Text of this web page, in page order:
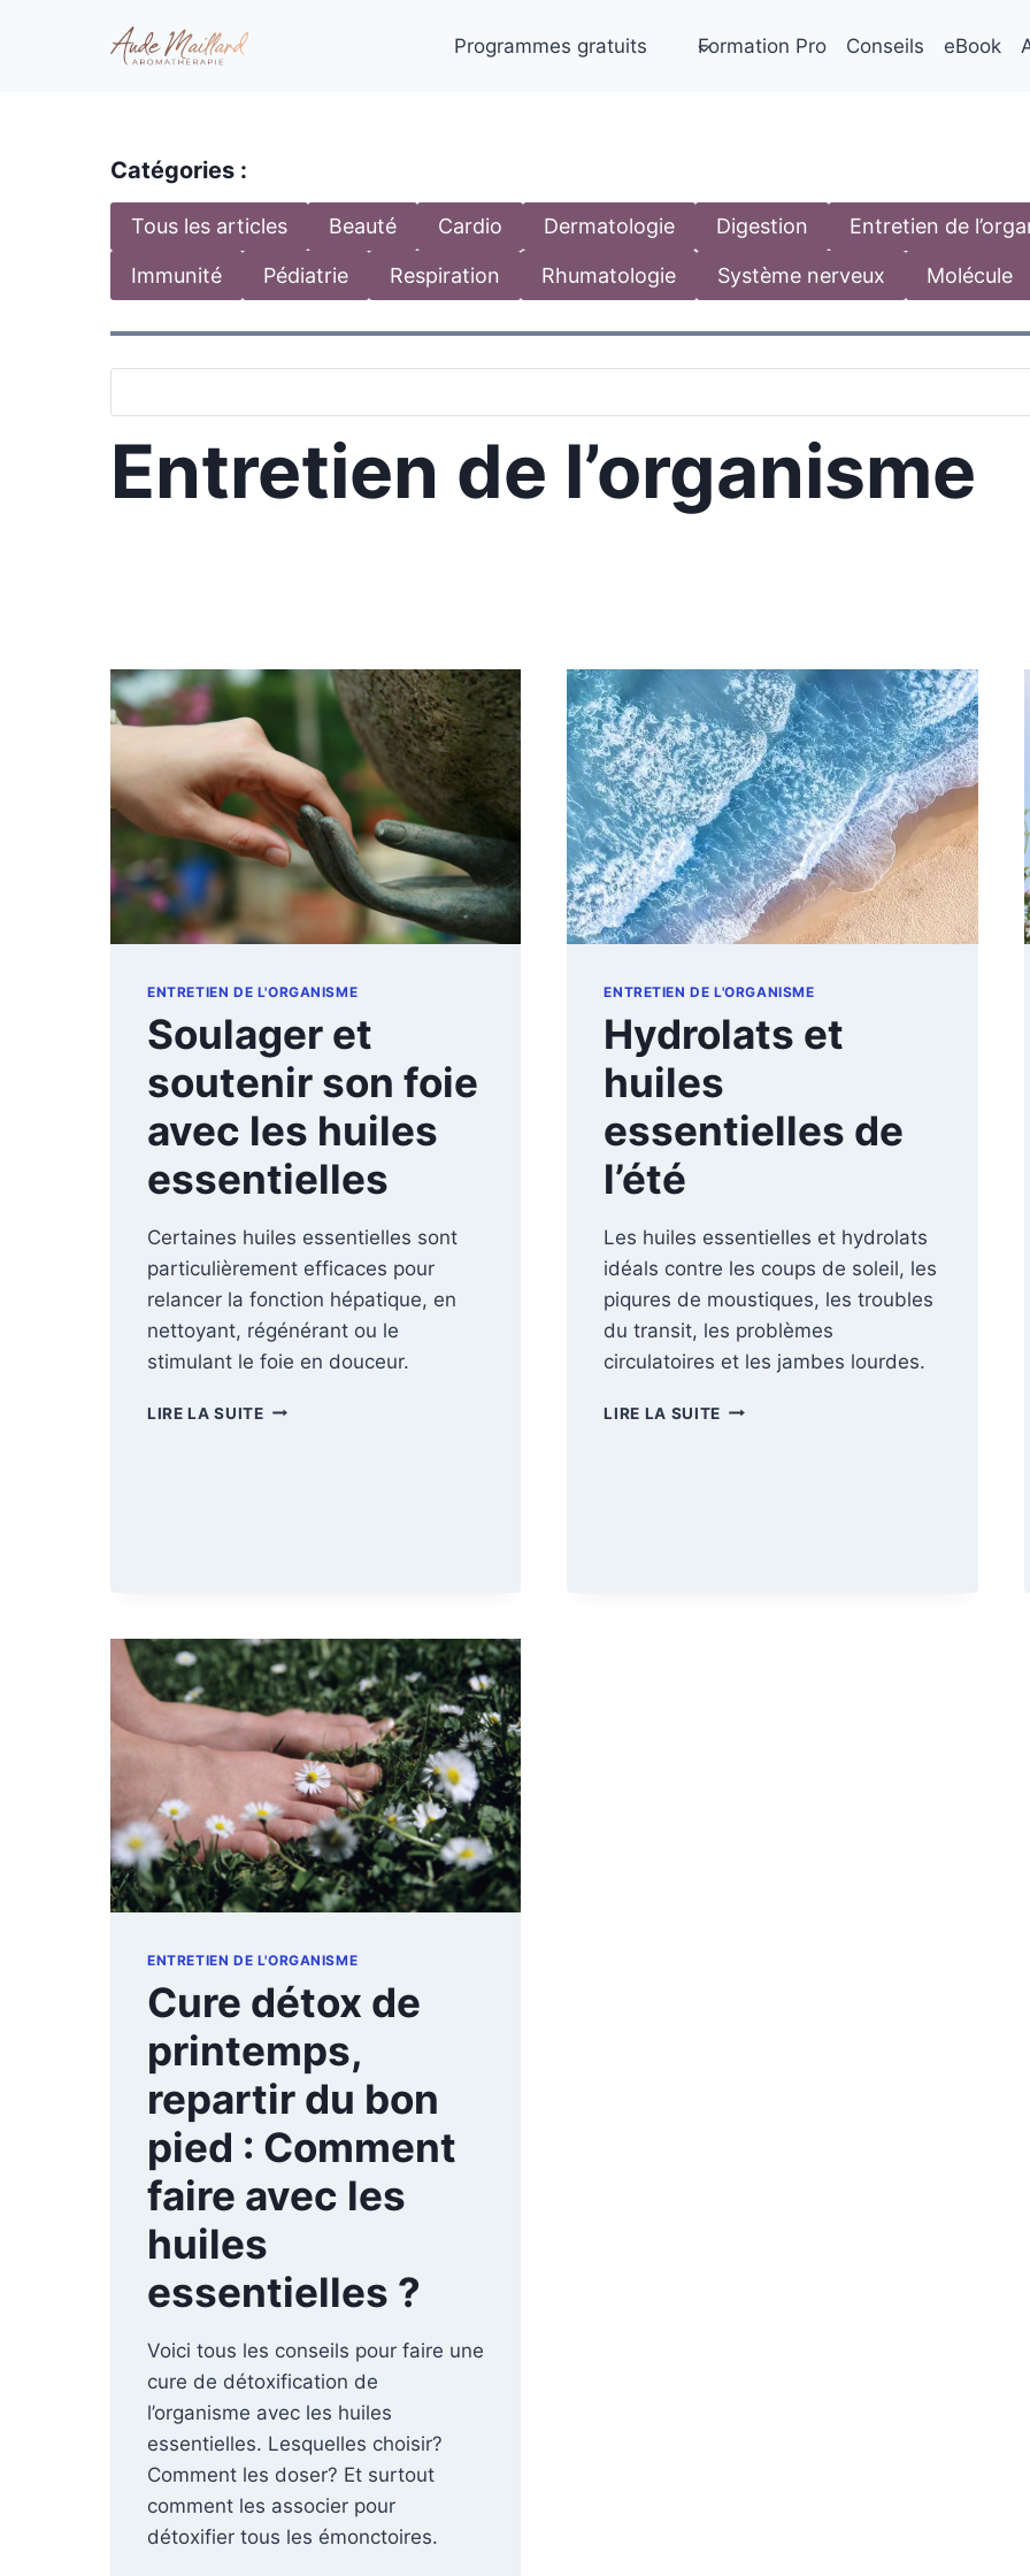
Programmes gratuits Formation Pro Conseils eBook
Catégories :
Tous les articles Beauté Cardio Dermatologie Digestion Entretien de
Immunité Pédiatrie Respiration Rhumatologie Système nerveux Molécule
Entretien de l’organisme
ENTRETIEN DE L'ORGANISME
Soulager et
soutenir son foie
avec les huiles
essentielles
Certaines huiles essentielles sont
particulièrement efficaces pour
relancer la fonction hépatique, en
nettoyant, régénérant ou le
stimulant le foie en douceur.
LIRE LA SUITESOULAGER
ENTRETIEN DE L'ORGANISME
Hydrolats et
huiles
essentielles de
l’été
Les huiles essentielles et hydrolats
idéals contre les coups de soleil, les
piqures de moustiques, les troubles
du transit, les problèmes
circulatoires et les jambes lourdes.
LIRE LA SUITE HYDROLATS
ENTRETIEN DE L'ORGANISME
Cure détox de
printemps,
repartir du bon
pied : Comment
faire avec les
huiles
essentielles ?
Voici tous les conseils pour faire une
cure de détoxification de
l’organisme avec les huiles
essentielles. Lesquelles choisir?
Comment les doser? Et surtout
comment les associer pour
détoxifier tous les émonctoires.